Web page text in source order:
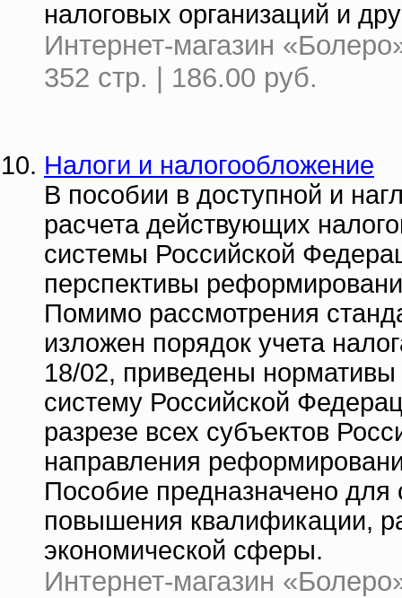
налоговых организаций и
Интернет-магазин
352 стр. | 186.00 руб.
Налоги и налогообложение
В пособии в доступной и
расчета действующих
системы Российской
перспективы
Помимо рассмотрения
изложен порядок учета
18/02, приведены
систему Российской
разрезе всех субъектов
направления
Пособие предназначено для
повышения квалификации,
экономической сферы.
Интернет-магазин